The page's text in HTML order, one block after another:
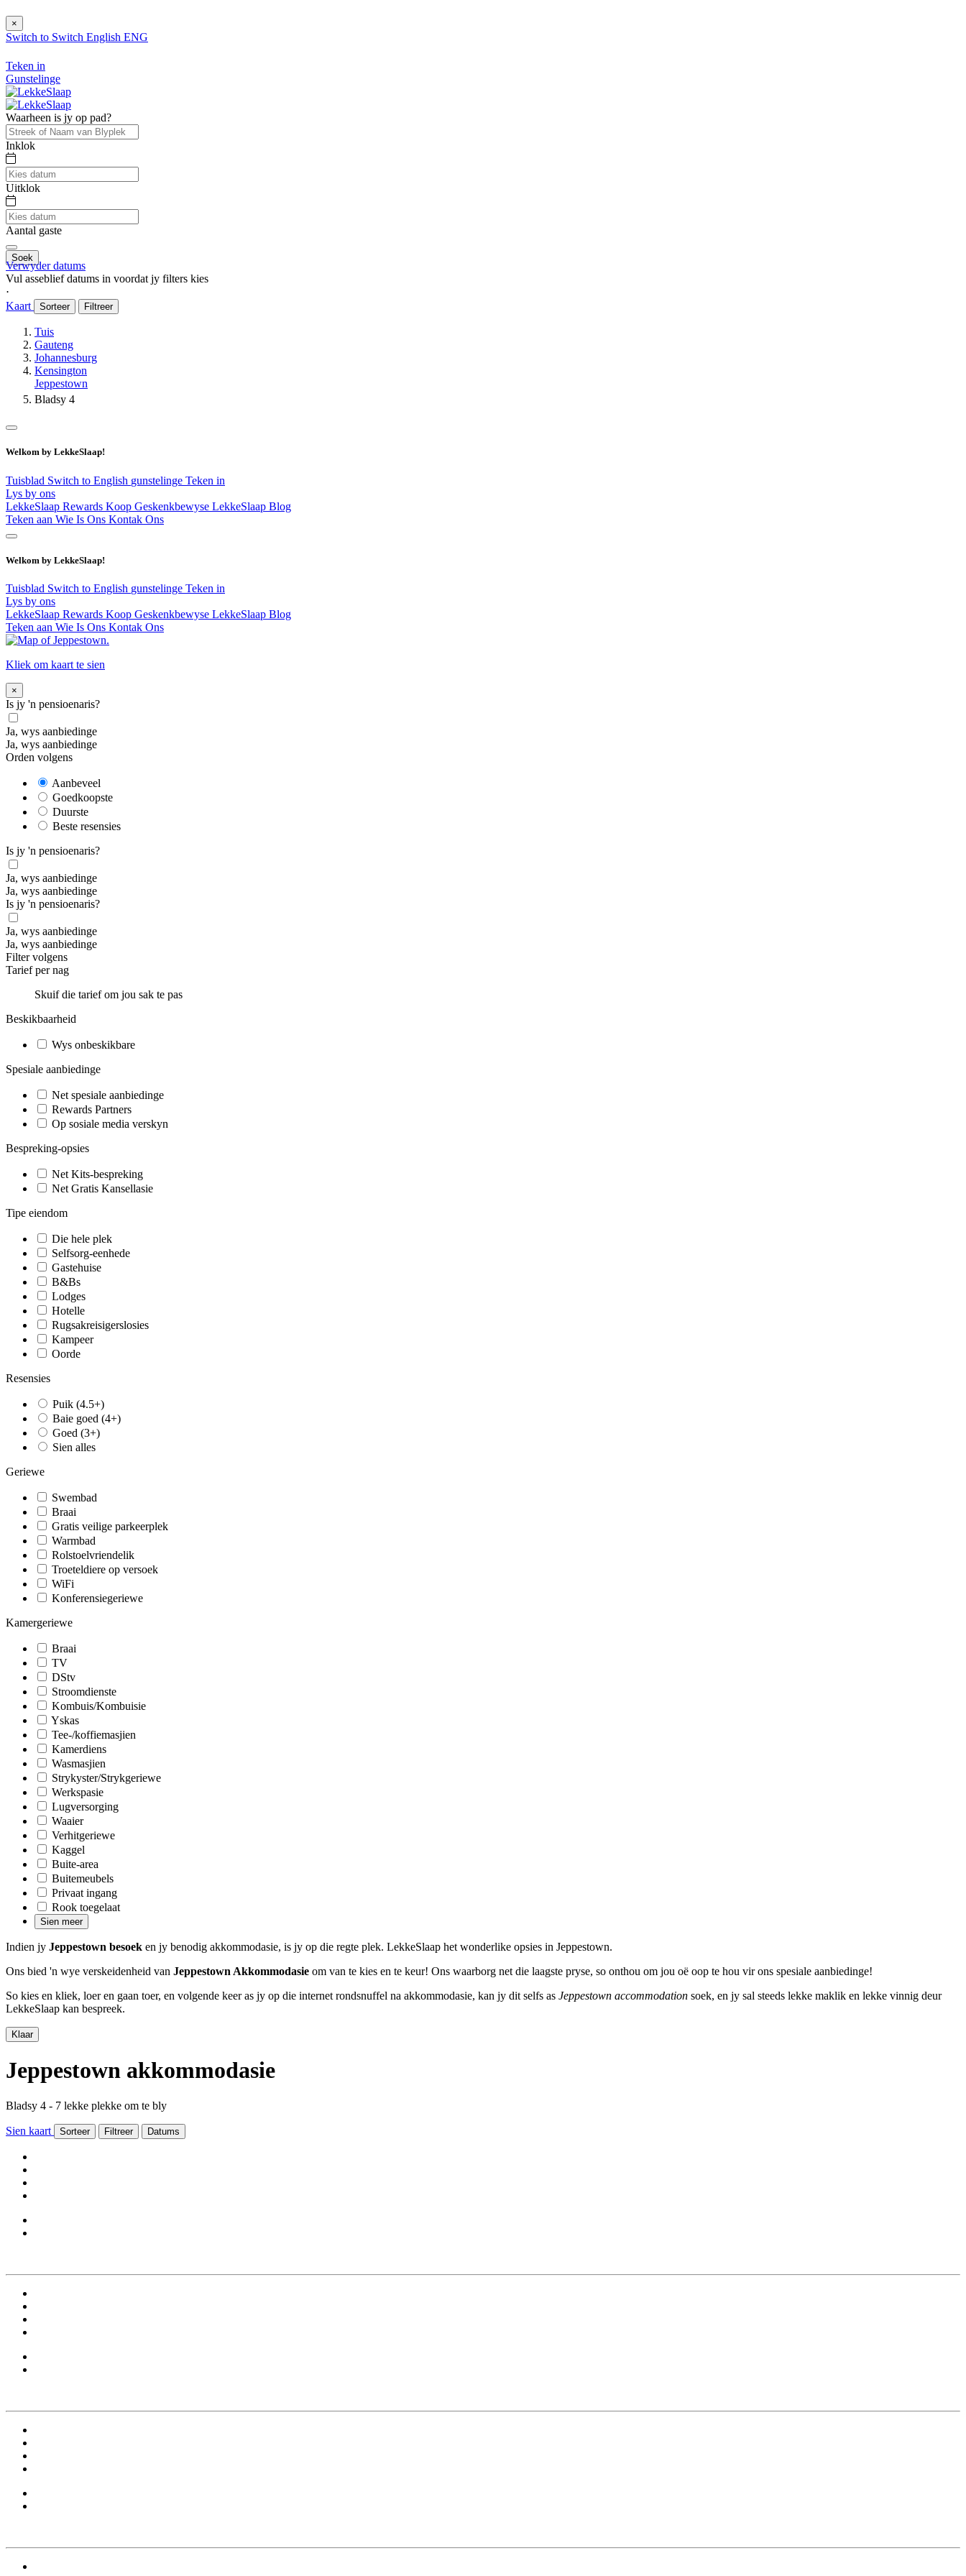
×
Switch to Switch English ENG
Teken in
Gunstelinge
Waarheen is jy op pad?
Inklok
Uitklok
Aantal gaste
Soek
Verwyder datums
Vul asseblief datums in voordat jy filters kies
⋅
Kaart
Sorteer Filtreer
Tuis
Gauteng
Johannesburg
Kensington
Jeppestown
Bladsy 4
Welkom by LekkeSlaap!
Tuisblad Switch to English gunstelinge Teken in
Lys by ons
LekkeSlaap Rewards Koop Geskenkbewyse LekkeSlaap Blog
Teken aan Wie Is Ons Kontak Ons
Welkom by LekkeSlaap!
Tuisblad Switch to English gunstelinge Teken in
Lys by ons
LekkeSlaap Rewards Koop Geskenkbewyse LekkeSlaap Blog
Teken aan Wie Is Ons Kontak Ons
Kliek om kaart te sien
×
Is jy 'n pensioenaris?
Ja, wys aanbiedinge
Ja, wys aanbiedinge
Orden volgens
Aanbeveel
Goedkoopste
Duurste
Beste resensies
Is jy 'n pensioenaris?
Ja, wys aanbiedinge
Ja, wys aanbiedinge
Is jy 'n pensioenaris?
Ja, wys aanbiedinge
Ja, wys aanbiedinge
Filter volgens
Tarief per nag
Skuif die tarief om jou sak te pas
Beskikbaarheid
Wys onbeskikbare
Spesiale aanbiedinge
Net spesiale aanbiedinge
Rewards Partners
Op sosiale media verskyn
Bespreking-opsies
Net Kits-bespreking
Net Gratis Kansellasie
Tipe eiendom
Die hele plek
Selfsorg-eenhede
Gastehuise
B&Bs
Lodges
Hotelle
Rugsakreisigerslosies
Kampeer
Oorde
Resensies
Puik (4.5+)
Baie goed (4+)
Goed (3+)
Sien alles
Geriewe
Swembad
Braai
Gratis veilige parkeerplek
Warmbad
Rolstoelvriendelik
Troeteldiere op versoek
WiFi
Konferensiegeriewe
Kamergeriewe
Braai
TV
DStv
Stroomdienste
Kombuis/Kombuisie
Yskas
Tee-/koffiemasjien
Kamerdiens
Wasmasjien
Strykyster/Strykgeriewe
Werkspasie
Lugversorging
Waaier
Verhitgeriewe
Kaggel
Buite-area
Buitemeubels
Privaat ingang
Rook toegelaat
Sien meer
Indien jy Jeppestown besoek en jy benodig akkommodasie, is jy op die regte plek. LekkeSlaap het wonderlike opsies in Jeppestown.
Ons bied 'n wye verskeidenheid van Jeppestown Akkommodasie om van te kies en te keur! Ons waarborg net die laagste pryse, so onthou om jou oë oop te hou vir ons spesiale aanbiedinge!
So kies en kliek, loer en gaan toer, en volgende keer as jy op die internet rondsnuffel na akkommodasie, kan jy dit selfs as Jeppestown accommodation soek, en jy sal steeds lekke maklik en lekke vinnig deur
LekkeSlaap kan bespreek.
Klaar
Jeppestown akkommodasie
Bladsy 4 - 7 lekke plekke om te bly
Sien kaart Sorteer Filtreer Datums